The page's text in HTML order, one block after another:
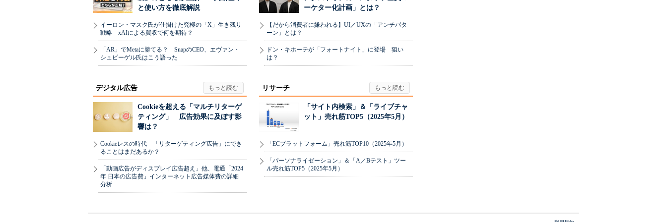
と使い方を徹底解説
イーロン・マスク氏が仕掛けた究極の「X」生き残り
戦略 xAIによる買収で何を期待？
「AR」でMetaに勝てる？ SnapのCEO、エヴァン・
シュピーゲル氏はこう語った
ーケター化計画」とは？
【だから消費者に嫌われる】UI／UXの「アンチパタ
ーン」とは？
ドン・キホーテが「フォートナイト」に登場 狙い
は？
デジタル広告
Cookieを超える「マルチリターゲ
ティング」 広告効果に及ぼす影
響は？
Cookieレスの時代 「リターゲティング広告」にでき
ることはまだあるか？
「動画広告がディスプレイ広告超え」他、電通「2024
年 日本の広告費」インターネット広告媒体費の詳細
分析
リサーチ
「サイト内検索」＆「ライブチャ
ット」売れ筋TOP5（2025年5月）
「ECプラットフォーム」売れ筋TOP10（2025年5月）
「パーソナライゼーション」＆「A／Bテスト」ツー
ル売れ筋TOP5（2025年5月）